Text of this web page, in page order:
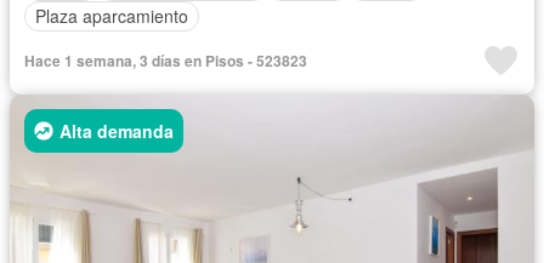
Plaza aparcamiento
Hace 1 semana, 3 días en Pisos - 523823
Alta demanda